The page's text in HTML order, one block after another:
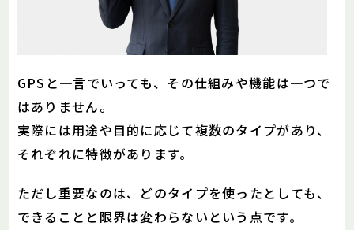
GPSと一言でいっても、その仕組みや機能は一つで
はありません。
実際には用途や目的に応じて複数のタイプがあり、
それぞれに特徴があります。
ただし重要なのは、どのタイプを使ったとしても、
できることと限界は変わらないという点です。